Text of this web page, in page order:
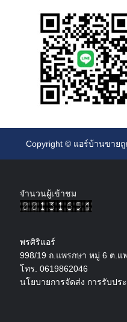
Copyright © แอร์บ้านขายถู
จำนวนผู้เข้าชม
พรศิริแอร์
998/19 ถ.แพรกษา หมู่ 6 ต.แ
โทร. 0619862046
นโยบายการจัดส่ง การรับปร